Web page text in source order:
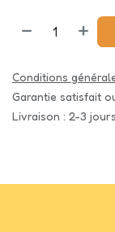
Conditions
Garantie satisfait
Livraison : 2-3